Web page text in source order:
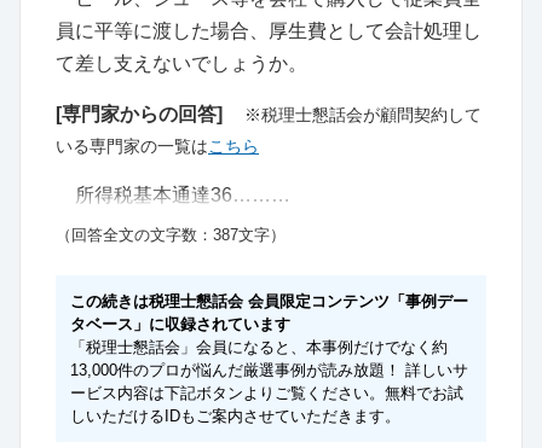
員に平等に渡した場合、厚生費として会計処理し
て差し支えないでしょうか。
[専門家からの回答]
※税理士懇話会が顧問契約して
いる専門家の一覧はこちら
所得税基本通達36………
（回答全文の文字数：387文字）
この続きは税理士懇話会 会員限定コンテンツ「事例デー
タベース」に収録されています
「税理士懇話会」会員になると、本事例だけでなく約
13,000件のプロが悩んだ厳選事例が読み放題！ 詳しいサ
ービス内容は下記ボタンよりご覧ください。無料でお試
しいただけるIDもご案内させていただきます。